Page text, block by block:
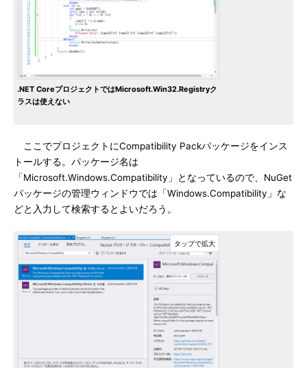
.NET CoreプロジェクトではMicrosoft.Win32.Registryク
ラスは使えない
ここでプロジェクトにCompatibility Packパッケージをインス
トールする。パッケージ名は
「Microsoft.Windows.Compatibility」となっているので、NuGet
パッケージの管理ウィンドウでは「Windows.Compatibility」な
どと入力して検索するとよいだろう。